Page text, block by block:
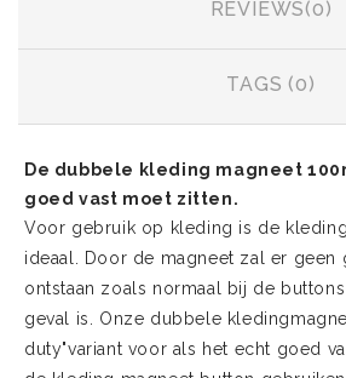
REVIEWS(0)
TAGS (0)
De dubbele kleding magneet
goed vast moet zitten.
Voor gebruik op kleding is de
ideaal. Door de magneet zal er geen
ontstaan zoals normaal bij de
geval is. Onze dubbele
duty"variant voor als het echt goed